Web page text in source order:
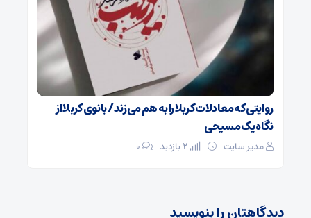
روایتی که معادلات کربلا را به هم می‌زند/ بانوی کربلا از
نگاه یک مسیحی
مدیر سایت ۰
دیدگاهتان را بنویسید